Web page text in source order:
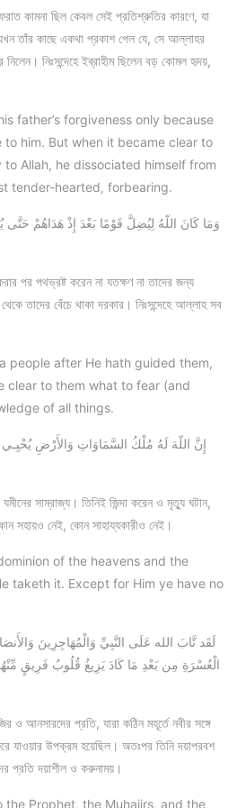
কামনা ছিল কেবল সেই প্রতিশ্রুতির কারণে, যা
তাঁর কাছে একথা প্রকাশ পেল যে, সে আল্লাহর
নিঃসন্দেহে ইব্রাহীম ছিলেন বড় কোমল হৃদয়,
father’s forgiveness only because
him. But when it became clear to
Allah, he dissociated himself from
tender-hearted, forbearing.
পর পথভ্রষ্ট করেন না যতক্ষণ না তাদের জন্য
তাদের বেঁচে থাকা দরকার। নিঃসন্দেহে আল্লাহ সব
people after He hath guided them,
clear to them what to fear (and
of all things.
সাম্রাজ্য। তিনিই জিন্দা করেন ও মৃত্যু ঘটান,
সহায়ও নেই, কোন সাহায্যকারীও নেই।
of the heavens and the
taketh it. Except for Him ye have no
الْعُسْرَةِ مِن بَعْدِ مَا كَادَ يَزِيغُ قُلُوبُ فَرِيقٍ
ও আনসারদের প্রতি, যারা কঠিন মহূর্তে নবীর সঙ্গে
যাওয়ার উপক্রম হয়েছিল। অতঃপর তিনি দয়াপরবশ
প্রতি দয়াশীল ও করুনাময়।
Prophet, the Muhajirs, and the